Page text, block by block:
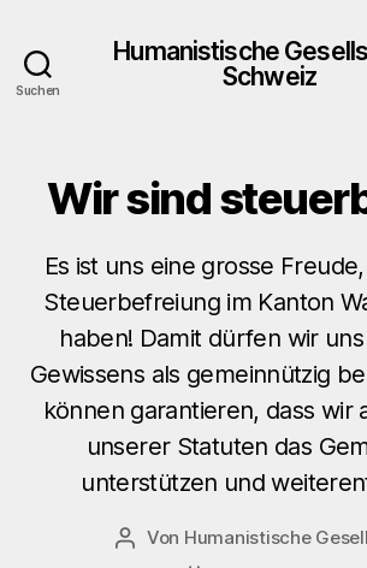
Suchen
Humanistische
Schweiz
Kategorien
Wir sind
Es ist uns eine grosse
Steuerbefreiung im Kanton
haben! Damit dürfen wir
Gewissens als gemeinnützig
können garantieren, dass wir
unserer Statuten das
unterstützen und
Beitragsautor
Von Humanistische